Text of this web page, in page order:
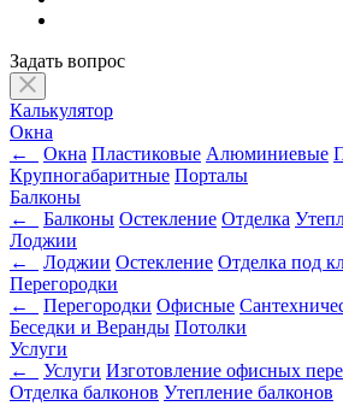
Задать вопрос
Калькулятор
Окна
←
Окна Пластиковые Алюминиевые
Крупногабаритные Порталы
Балконы
←
Балконы Остекление Отделка
Лоджии
←
Лоджии Остекление Отделка под
Перегородки
←
Перегородки Офисные
Беседки и Веранды Потолки
Услуги
←
Услуги Изготовление офисных
Отделка балконов Утепление балконов